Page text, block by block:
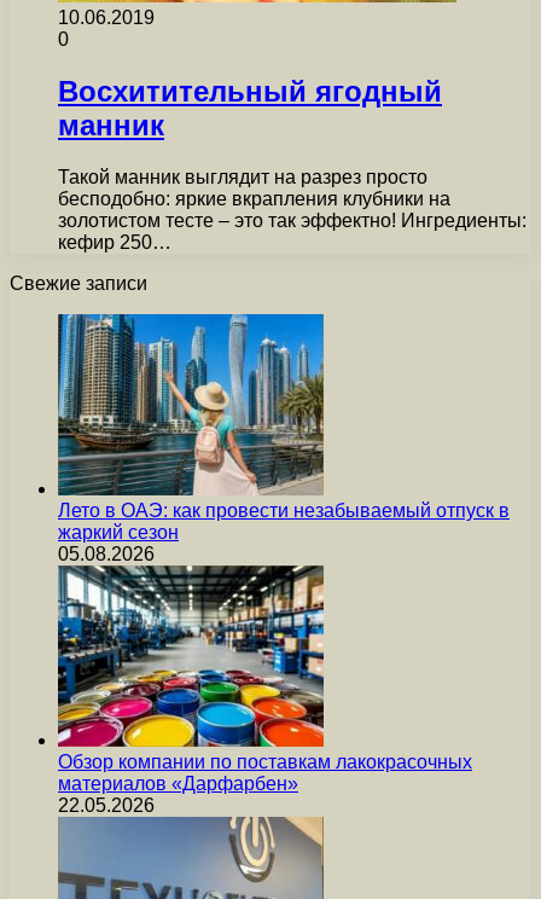
10.06.2019
0
Восхитительный ягодный
манник
Такой манник выглядит на разрез просто
бесподобно: яркие вкрапления клубники на
золотистом тесте – это так эффектно! Ингредиенты:
кефир 250…
Свежие записи
Лето в ОАЭ: как провести незабываемый отпуск в
жаркий сезон
05.08.2026
Обзор компании по поставкам лакокрасочных
материалов «Дарфарбен»
22.05.2026